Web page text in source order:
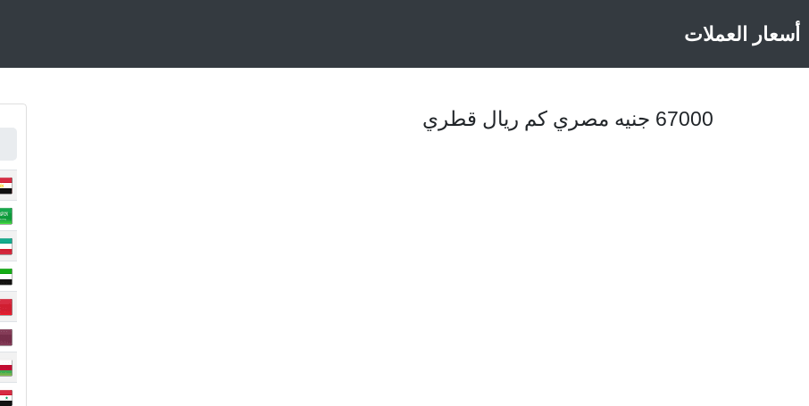
أسعار العملات
67000 جنيه مصري كم ريال قطري